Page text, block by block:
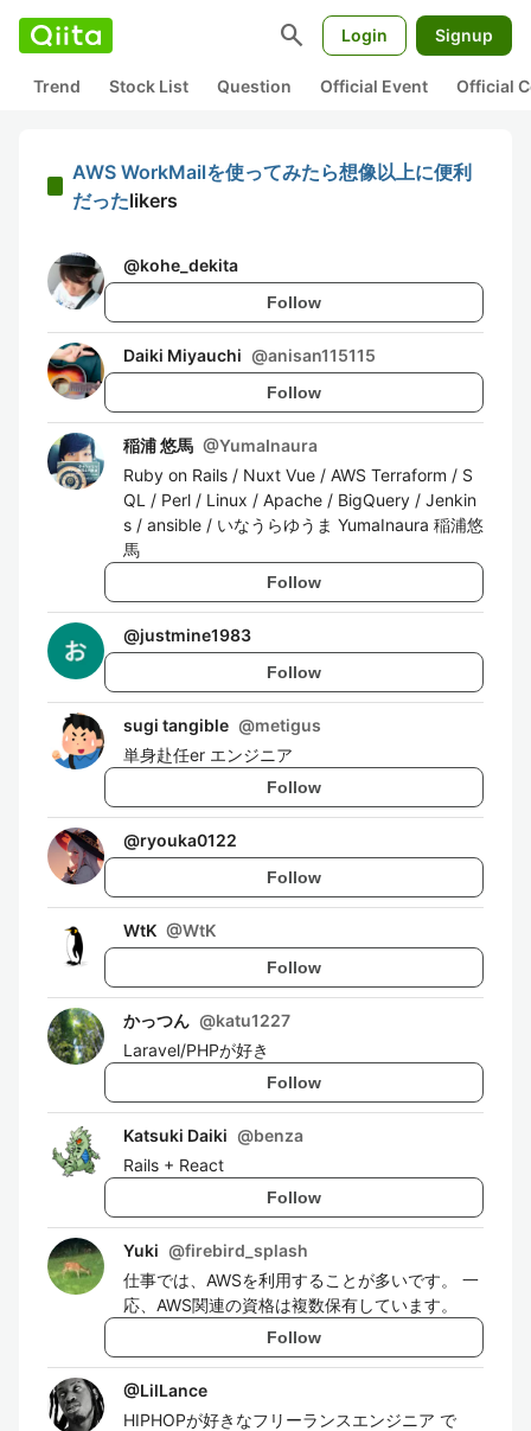
search Login Signup
Trend Stock List Question Official Event Official
AWS WorkMailを使ってみたら想像以上に便利
だったlikers
@kohe_dekita
Follow
Daiki Miyauchi @anisan115115
Follow
稲浦 悠馬 @YumaInaura
Ruby on Rails / Nuxt Vue / AWS Terraform / S
QL / Perl / Linux / Apache / BigQuery / Jenkin
s / ansible / いなうらゆうま YumaInaura 稲浦悠
馬
Follow
@justmine1983
Follow
sugi tangible @metigus
単身赴任er エンジニア
Follow
@ryouka0122
Follow
WtK @WtK
Follow
かっつん @katu1227
Laravel/PHPが好き
Follow
Katsuki Daiki @benza
Rails + React
Follow
Yuki @firebird_splash
仕事では、AWSを利用することが多いです。 一
応、AWS関連の資格は複数保有しています。
Follow
@LilLance
HIPHOPが好きなフリーランスエンジニア で